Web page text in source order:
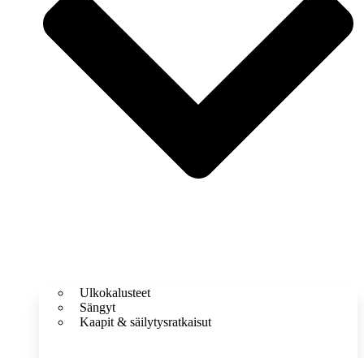
Ulkokalusteet
Sängyt
Kaapit & säilytysratkaisut